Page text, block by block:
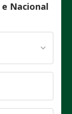
Nacional